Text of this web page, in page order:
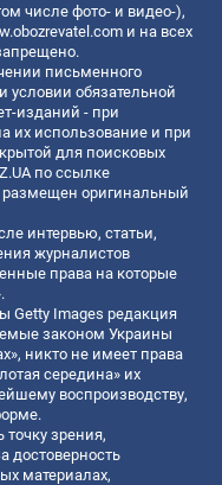
числе фото- и видео-),
и на всех
письменного
условии обязательной
изданий - при
их использование и при
для поисковых
по ссылке
размещен оригинальный
интервью, статьи,
журналистов
права на которые
Getty Images редакция
законом Украины
никто не имеет права
середина» их
воспроизводству,
точку зрения,
достоверность
материалах,